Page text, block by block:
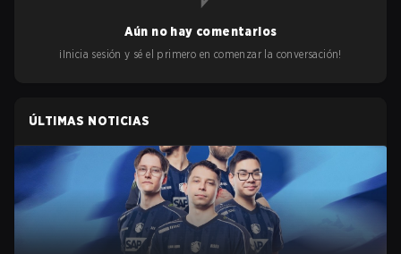
Aún no hay comentarios
¡Inicia sesión y sé el primero en comenzar la conversación!
ÚLTIMAS NOTICIAS